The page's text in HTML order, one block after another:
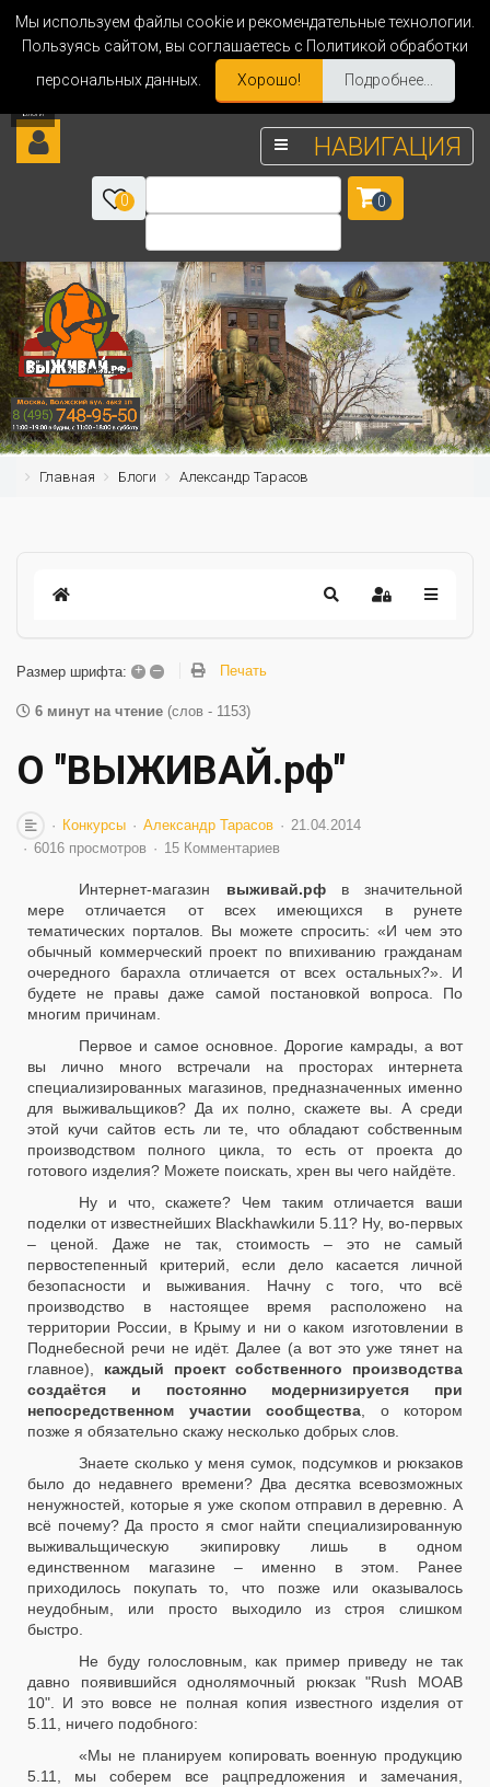
Мы используем файлы cookie и рекомендательные технологии.
Пользуясь сайтом, вы соглашаетесь с Политикой обработки
персональных данных.
Хорошо! Подробнее...
НАВИГАЦИЯ
0 0
Главная Блоги Александр Тарасов
Размер шрифта: + – Печать
6 минут на чтение (слов - 1153)
О "ВЫЖИВАЙ.рф"
Конкурсы Александр Тарасов
21.04.2014
6016 просмотров
15 Комментариев
Интернет-магазин выживай.рфв значительной
мере отличается от всех имеющихся в рунете
тематических порталов. Вы можете спросить: «И чем это
обычный коммерческий проект по впихиванию гражданам
очередного барахла отличается от всех остальных?». И
будете не правы даже самой постановкой вопроса. По
многим причинам.
Первое и самое основное. Дорогие камрады, а вот
вы лично много встречали на просторах интернета
специализированных магазинов, предназначенных именно
для выживальщиков? Да их полно, скажете вы. А среди
этой кучи сайтов есть ли те, что обладают собственным
производством полного цикла, то есть от проекта до
готового изделия? Можете поискать, хрен вы чего найдёте.
Ну и что, скажете? Чем таким отличается ваши
поделки от известнейших Blackhawkили 5.11? Ну, во-первых
– ценой. Даже не так, стоимость – это не самый
первостепенный критерий, если дело касается личной
безопасности и выживания. Начну с того, что всё
производство в настоящее время расположено на
территории России, в Крыму и ни о каком изготовлении в
Поднебесной речи не идёт. Далее (а вот это уже тянет на
главное), каждый проект собственного производства
создаётся и постоянно модернизируется при
непосредственном участии сообщества , о котором
позже я обязательно скажу несколько добрых слов.
Знаете сколько у меня сумок, подсумков и рюкзаков
было до недавнего времени? Два десятка всевозможных
ненужностей, которые я уже скопом отправил в деревню. А
всё почему? Да просто я смог найти специализированную
выживальщическую экипировку лишь в одном
единственном магазине – именно в этом. Ранее
приходилось покупать то, что позже или оказывалось
неудобным, или просто выходило из строя слишком
быстро.
Не буду голословным, как пример приведу не так
давно появившийся однолямочный рюкзак "Rush MOAB
10". И это вовсе не полная копия известного изделия от
5.11, ничего подобного:
«Мы не планируем копировать военную продукцию
5.11, мы соберем все рацпредложения и замечания,